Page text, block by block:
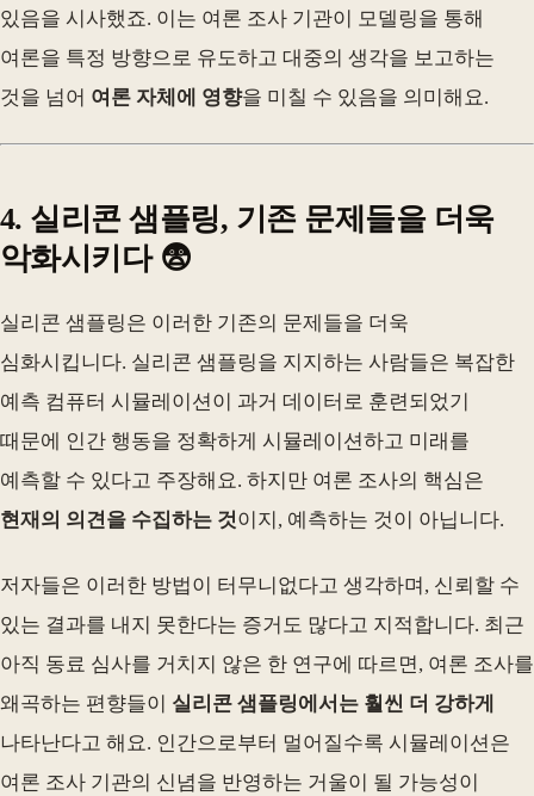
있음을 시사했죠. 이는 여론 조사 기관이 모델링을 통해
여론을 특정 방향으로 유도하고 대중의 생각을 보고하는
것을 넘어 여론 자체에 영향을 미칠 수 있음을 의미해요.
4. 실리콘 샘플링, 기존 문제들을 더욱
악화시키다 😨
실리콘 샘플링은 이러한 기존의 문제들을 더욱
심화시킵니다. 실리콘 샘플링을 지지하는 사람들은 복잡한
예측 컴퓨터 시뮬레이션이 과거 데이터로 훈련되었기
때문에 인간 행동을 정확하게 시뮬레이션하고 미래를
예측할 수 있다고 주장해요. 하지만 여론 조사의 핵심은
현재의 의견을 수집하는 것이지, 예측하는 것이 아닙니다.
저자들은 이러한 방법이 터무니없다고 생각하며, 신뢰할 수
있는 결과를 내지 못한다는 증거도 많다고 지적합니다. 최근
아직 동료 심사를 거치지 않은 한 연구에 따르면, 여론 조사를
왜곡하는 편향들이 실리콘 샘플링에서는 훨씬 더 강하게
나타난다고 해요. 인간으로부터 멀어질수록 시뮬레이션은
여론 조사 기관의 신념을 반영하는 거울이 될 가능성이